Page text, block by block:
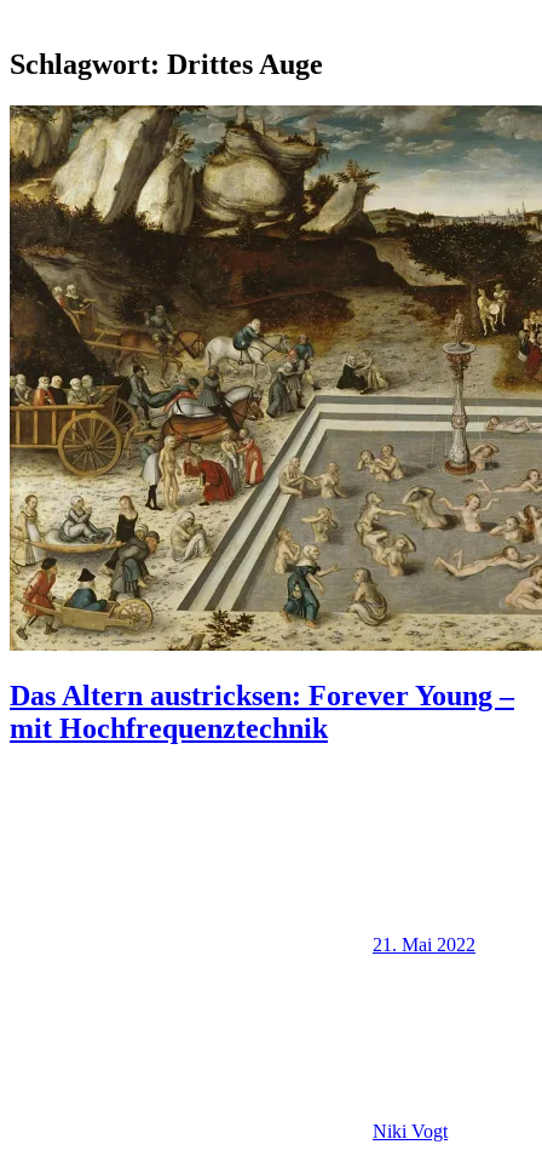
Schlagwort: Drittes Auge
Das Altern austricksen: Forever Young –
mit Hochfrequenztechnik
21. Mai 2022
Niki Vogt